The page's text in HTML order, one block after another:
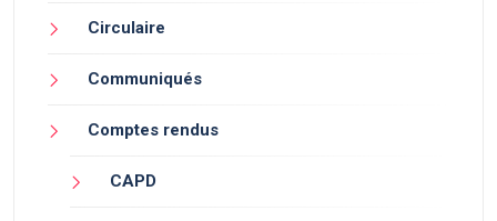
Circulaire
Communiqués
Comptes rendus
CAPD